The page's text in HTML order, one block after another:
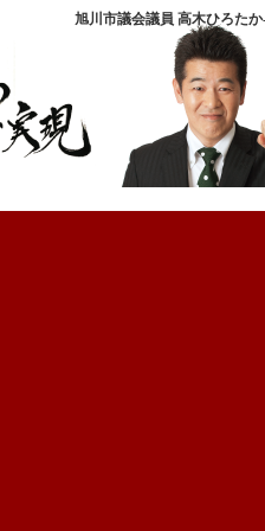
旭川市議会議員 高木ひろた